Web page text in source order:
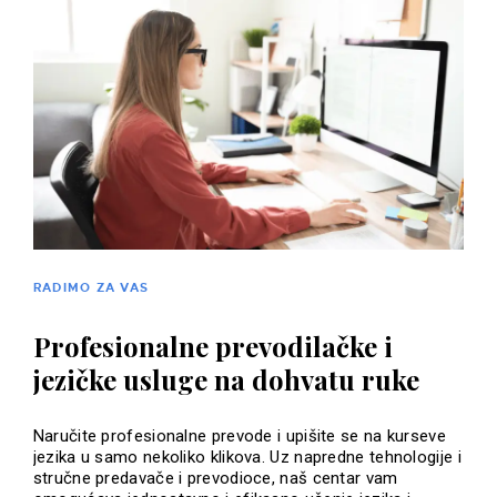
RADIMO ZA VAS
Profesionalne prevodilačke i
jezičke usluge na dohvatu ruke
Naručite profesionalne prevode i upišite se na kurseve
jezika u samo nekoliko klikova. Uz napredne tehnologije i
stručne predavače i prevodioce, naš centar vam